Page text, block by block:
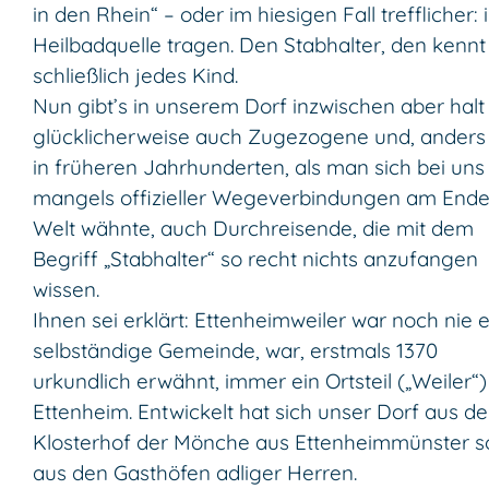
in den Rhein“ – oder im hiesigen Fall trefflicher:
Heilbadquelle tragen. Den Stabhalter, den kennt
schließlich jedes Kind.
Nun gibt’s in unserem Dorf inzwischen aber halt
glücklicherweise auch Zugezogene und,
in früheren Jahrhunderten, als man sich bei uns
mangels offizieller Wegeverbindungen am
Welt wähnte, auch Durchreisende, die mit dem
Begriff „Stabhalter“ so recht nichts anzufangen
wissen.
Ihnen sei erklärt: Ettenheimweiler war noch nie
selbständige Gemeinde, war, erstmals 1370
urkundlich erwähnt, immer ein Ortsteil
Ettenheim. Entwickelt hat sich unser Dorf aus
Klosterhof der Mönche aus Ettenheimmünster
aus den Gasthöfen adliger Herren.